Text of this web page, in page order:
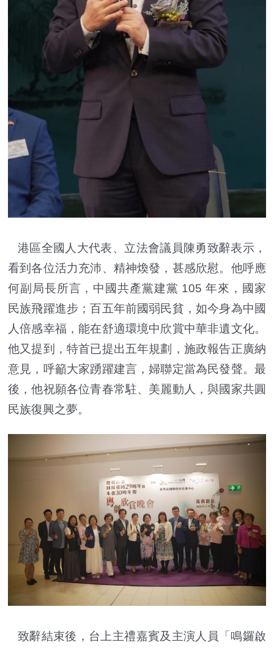
港區全國人大代表、立法會議員陳勇致辭表示，
看到各位活力充沛、精神煥發，甚感欣慰。他呼應
何副局長所言，中國共產黨建黨 105 年來，國家
民族飛躍進步；百五年前國弱民貧，如今身為中國
人倍感幸福，能在舒適環境中欣賞中華非遺文化。
他又提到，特首已提出五年規劃，施政報告正廣納
意見，呼籲大家踴躍建言，婦聯定當為民發聲。最
後，他祝願各位青春常駐、美麗動人，與國家共圓
民族復興之夢。
致辭結束後，台上主禮嘉賓及主演人員「鳴鑼啟